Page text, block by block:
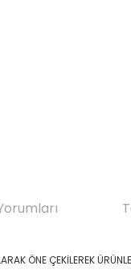
ÖNE ÇEKİLEREK